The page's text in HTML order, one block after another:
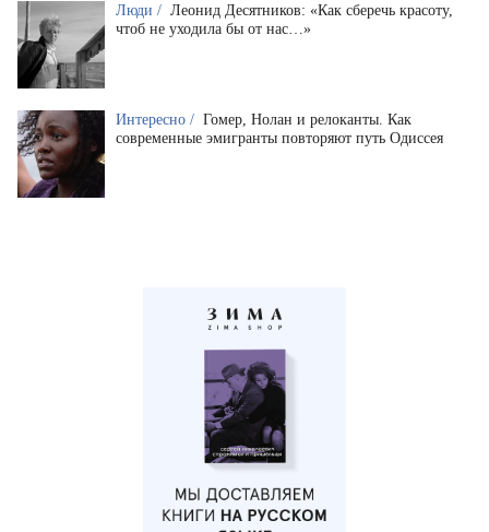
Люди / Леонид Десятников: «Как сберечь красоту,
чтоб не уходила бы от нас…»
Интересно / Гомер, Нолан и релоканты. Как
современные эмигранты повторяют путь Одиссея